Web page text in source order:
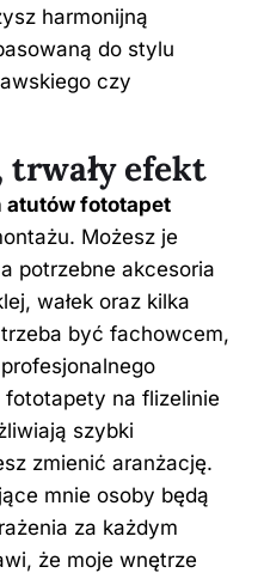
harmonijną
do stylu
czy
trwały efekt
fototapet
Możesz je
potrzebne akcesoria
wałek oraz kilka
być fachowcem,
na flizelinie
szybki
zmienić aranżację.
mnie osoby będą
za każdym
że moje wnętrze